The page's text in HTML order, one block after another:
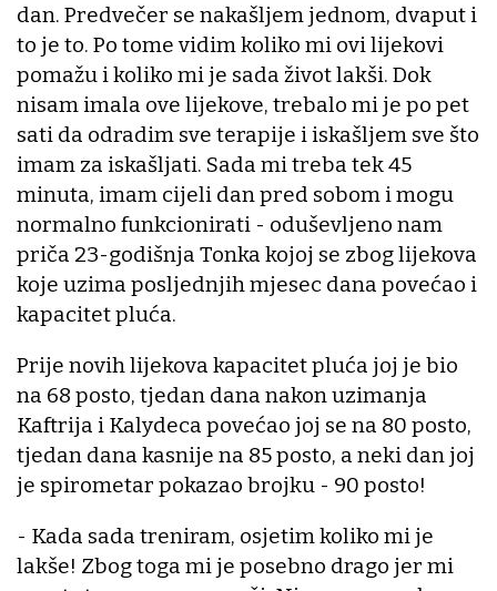
dan. Predvečer se nakašljem jednom, dvaput i
to je to. Po tome vidim koliko mi ovi lijekovi
pomažu i koliko mi je sada život lakši. Dok
nisam imala ove lijekove, trebalo mi je po pet
sati da odradim sve terapije i iskašljem sve što
imam za iskašljati. Sada mi treba tek 45
minuta, imam cijeli dan pred sobom i mogu
normalno funkcionirati - oduševljeno nam
priča 23-godišnja Tonka kojoj se zbog lijekova
koje uzima posljednjih mjesec dana povećao i
kapacitet pluća.
Prije novih lijekova kapacitet pluća joj je bio
na 68 posto, tjedan dana nakon uzimanja
Kaftrija i Kalydeca povećao joj se na 80 posto,
tjedan dana kasnije na 85 posto, a neki dan joj
je spirometar pokazao brojku - 90 posto!
- Kada sada treniram, osjetim koliko mi je
lakše! Zbog toga mi je posebno drago jer mi